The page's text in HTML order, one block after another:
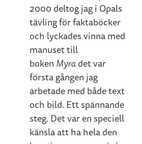
2000 deltog jag i Opals
tävling för faktaböcker
och lyckades vinna med
manuset till
boken Myra det var
första gången jag
arbetade med både text
och bild. Ett spännande
steg. Det var en speciell
känsla att ha hela den